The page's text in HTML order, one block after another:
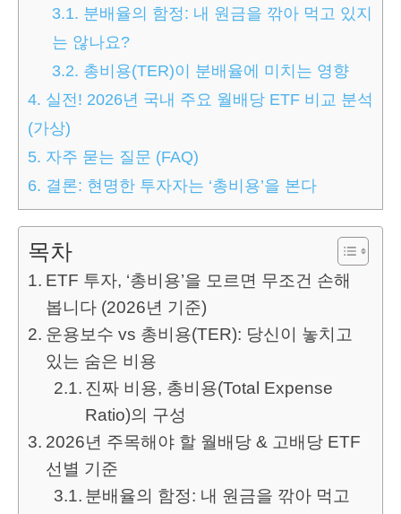
3.1. 분배율의 함정: 내 원금을 깎아 먹고 있지
는 않나요?
3.2. 총비용(TER)이 분배율에 미치는 영향
4. 실전! 2026년 국내 주요 월배당 ETF 비교 분석
(가상)
5. 자주 묻는 질문 (FAQ)
6. 결론: 현명한 투자자는 ‘총비용’을 본다
목차
ETF 투자, ‘총비용’을 모르면 무조건 손해
봅니다 (2026년 기준)
운용보수 vs 총비용(TER): 당신이 놓치고
있는 숨은 비용
진짜 비용, 총비용(Total Expense
Ratio)의 구성
2026년 주목해야 할 월배당 & 고배당 ETF
선별 기준
분배율의 함정: 내 원금을 깎아 먹고